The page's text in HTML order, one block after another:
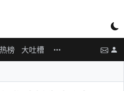
热榜 大吐槽